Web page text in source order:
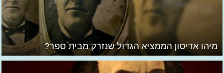
מיהו אדיסון הממציא הגדול שנזרק מבית ספר?